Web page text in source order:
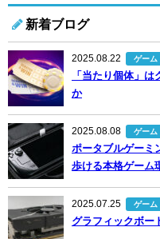
新着ブログ
2025.08.22 ゲーム
「当たり個体」
か
2025.08.08 ゲーム
ポータブルゲーミ
歩ける本格ゲーム
2025.07.25 ゲーム
グラフィックボー